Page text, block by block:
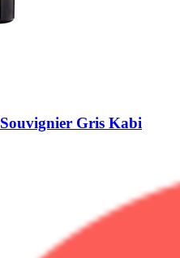
Souvignier Gris Kabi